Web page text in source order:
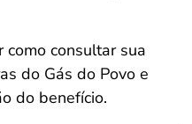
consultar sua
do Gás do Povo e
do benefício.